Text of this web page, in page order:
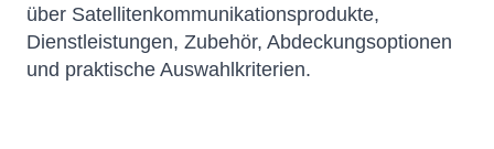
über Satellitenkommunikationsprodukte,
Dienstleistungen, Zubehör, Abdeckungsoptionen
und praktische Auswahlkriterien.